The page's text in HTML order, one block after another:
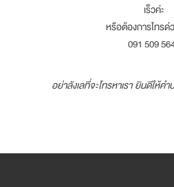
เร็วค่ะ
หรือต้องการโทร
091 509
อย่าลังเลที่จะโทรหาเรา ยินดีให้ค